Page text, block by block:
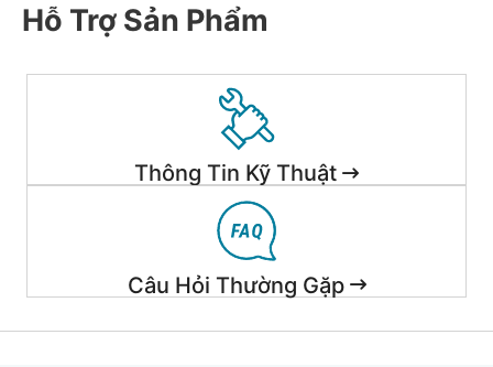
Hỗ Trợ Sản Phẩm
Thông Tin Kỹ Thuật
Câu Hỏi Thường Gặp